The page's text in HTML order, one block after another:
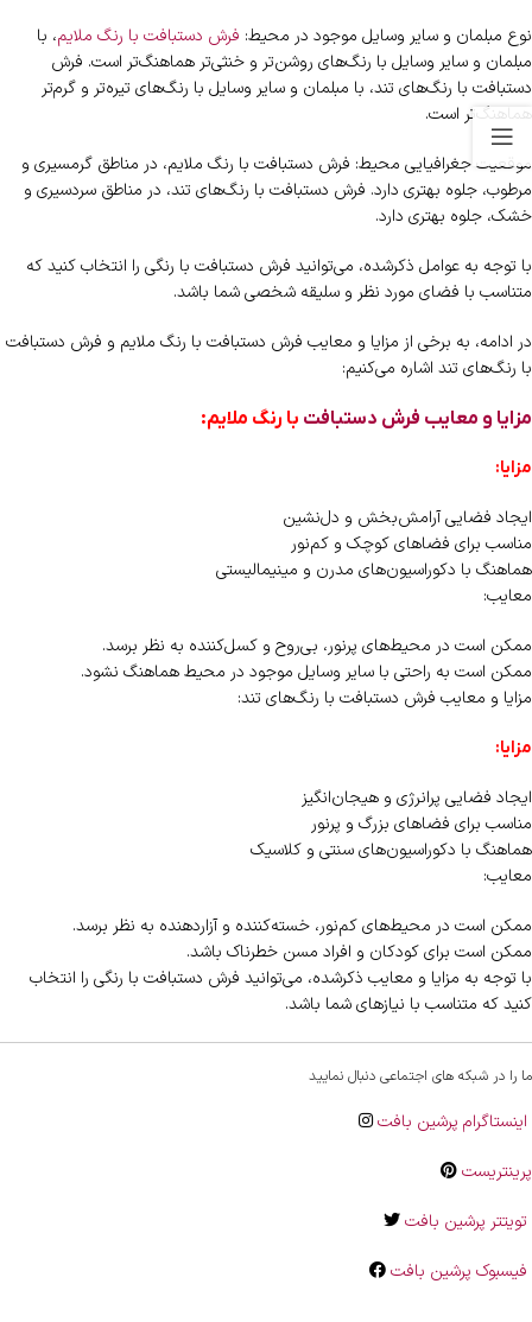
نوع مبلمان و سایر وسایل موجود در محیط: فرش دستبافت با رنگ ملایم، با
مبلمان و سایر وسایل با رنگ‌های روشن‌تر و خنثی‌تر هماهنگ‌تر است. فرش
دستبافت با رنگ‌های تند، با مبلمان و سایر وسایل با رنگ‌های تیره‌تر و گرم‌تر
هماهنگ‌تر است.
موقعیت جغرافیایی محیط: فرش دستبافت با رنگ ملایم، در مناطق گرمسیری و
مرطوب، جلوه بهتری دارد. فرش دستبافت با رنگ‌های تند، در مناطق سردسیری و
خشک، جلوه بهتری دارد.
با توجه به عوامل ذکرشده، می‌توانید فرش دستبافت با رنگی را انتخاب کنید که
متناسب با فضای مورد نظر و سلیقه شخصی شما باشد.
در ادامه، به برخی از مزایا و معایب فرش دستبافت با رنگ ملایم و فرش دستبافت
با رنگ‌های تند اشاره می‌کنیم:
مزایا و معایب فرش دستبافت با رنگ ملایم:
مزایا:
ایجاد فضایی آرامش‌بخش و دل‌نشین
مناسب برای فضاهای کوچک و کم‌نور
هماهنگ با دکوراسیون‌های مدرن و مینیمالیستی
معایب:
ممکن است در محیط‌های پرنور، بی‌روح و کسل‌کننده به نظر برسد.
ممکن است به راحتی با سایر وسایل موجود در محیط هماهنگ نشود.
مزایا و معایب فرش دستبافت با رنگ‌های تند:
مزایا:
ایجاد فضایی پرانرژی و هیجان‌انگیز
مناسب برای فضاهای بزرگ و پرنور
هماهنگ با دکوراسیون‌های سنتی و کلاسیک
معایب:
ممکن است در محیط‌های کم‌نور، خسته‌کننده و آزاردهنده به نظر برسد.
ممکن است برای کودکان و افراد مسن خطرناک باشد.
با توجه به مزایا و معایب ذکرشده، می‌توانید فرش دستبافت با رنگی را انتخاب
کنید که متناسب با نیازهای شما باشد.
ما را در شبکه های اجتماعی دنبال نمایید
اینستاگرام پرشین بافت
پرینتریست
تویتتر پرشین بافت
فیسبوک پرشین بافت